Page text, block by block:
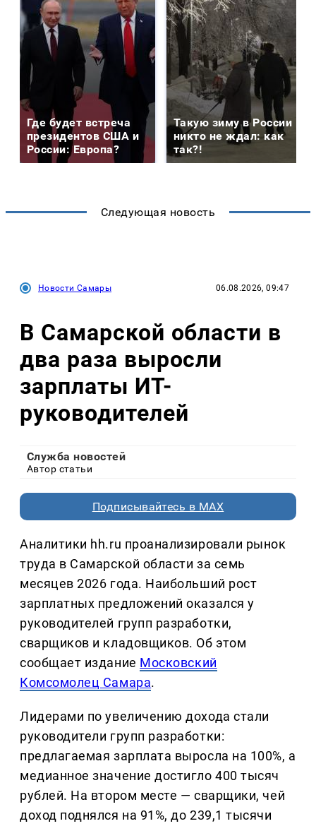
Где будет встреча
президентов США и
России: Европа?
Такую зиму в России
никто не ждал: как
так?!
Следующая новость
Новости Самары 06.08.2026, 09:47
В Самарской области в
два раза выросли
зарплаты ИТ-
руководителей
Служба новостей
Автор статьи
Подписывайтесь в MAX
Аналитики hh.ru проанализировали рынок
труда в Самарской области за семь
месяцев 2026 года. Наибольший рост
зарплатных предложений оказался у
руководителей групп разработки,
сварщиков и кладовщиков. Об этом
сообщает издание Московский
Комсомолец Самара.
Лидерами по увеличению дохода стали
руководители групп разработки:
предлагаемая зарплата выросла на 100%, а
медианное значение достигло 400 тысяч
рублей. На втором месте — сварщики, чей
доход поднялся на 91%, до 239,1 тысячи